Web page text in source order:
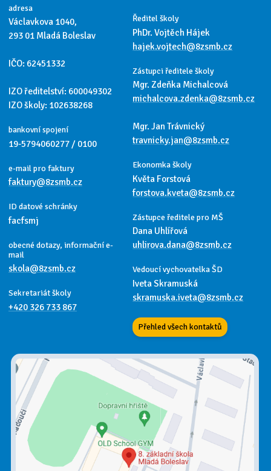
adresa
Václavkova 1040,
293 01 Mladá Boleslav
IČO: 62451332
IZO ředitelství: 600049302
IZO školy: 102638268
bankovní spojení
19-5794060277 / 0100
e-mail pro faktury
faktury@8zsmb.cz
ID datové schránky
facfsmj
obecné dotazy, informační e-
mail
skola@8zsmb.cz
Sekretariát školy
+420 326 733 867
Ředitel školy
PhDr. Vojtěch Hájek
hajek.vojtech@8zsmb.cz
Zástupci ředitele školy
Mgr. Zdeňka Michalcová
michalcova.zdenka@8zsmb.cz
Mgr. Jan Trávnický
travnicky.jan@8zsmb.cz
Ekonomka školy
Květa Forstová
forstova.kveta@8zsmb.cz
Zástupce ředitele pro MŠ
Dana Uhlířová
uhlirova.dana@8zsmb.cz
Vedoucí vychovatelka ŠD
Iveta Skramuská
skramuska.iveta@8zsmb.cz
Přehled všech kontaktů